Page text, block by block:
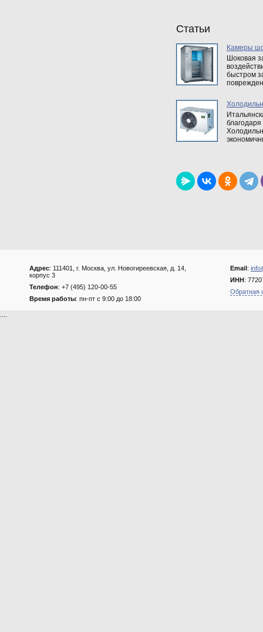
Статьи
Камеры
Шоковая
быстром
Адрес: 111401, г. Москва, ул. Новогиреевская, д. 14,
корпус 3
Телефон: +7 (495) 120-00-55
Время работы: пн-пт с 9:00 до 18:00
Email:
ИНН:
Обратная
....